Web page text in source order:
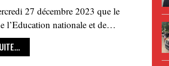
27 décembre 2023 que le
l’Education nationale et de…